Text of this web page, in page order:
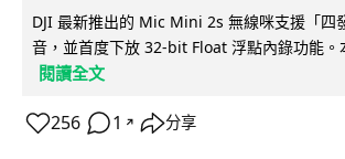
DJI 最新推出的 Mic Mini 2s 無線咪支援「四
音，並首度下放 32-bit Float 浮點內錄功能。
閱讀全文
256 1 ↗ 分享